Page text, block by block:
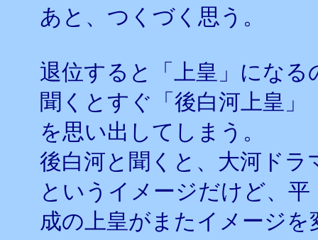
あと、つくづく思う。
退位すると「上皇」にな
聞くとすぐ「後白河上皇」
を思い出してしまう。
後白河と聞くと、大河ド
というイメージだけど、平
成の上皇がまたイメージ